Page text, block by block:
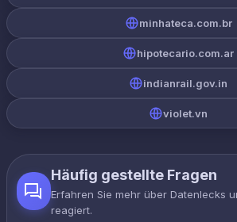
minhateca.com.br
hipotecario.com.ar
indianrail.gov.in
violet.vn
Häufig gestellte Fragen
Erfahren Sie mehr über Datenlecks
reagiert.